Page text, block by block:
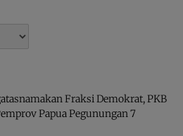
Fraksi Demokrat, PKB
Papua Pegunungan7